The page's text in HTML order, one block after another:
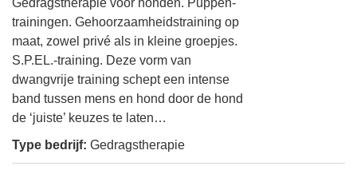
Gedragstherapie voor honden. Puppen-
trainingen. Gehoorzaamheidstraining op
maat, zowel privé als in kleine groepjes.
S.P.EL.-training. Deze vorm van
dwangvrije training schept een intense
band tussen mens en hond door de hond
de ‘juiste’ keuzes te laten…
Type bedrijf: Gedragstherapie